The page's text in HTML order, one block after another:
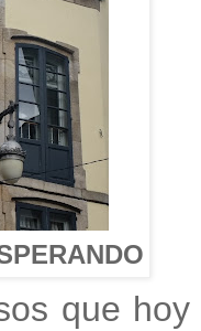
que hoy